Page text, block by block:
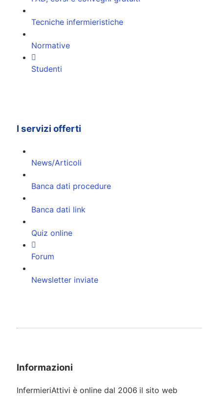
Tecniche infermieristiche
Normative
Studenti
I servizi offerti
News/Articoli
Banca dati procedure
Banca dati link
Quiz online
Forum
Newsletter inviate
Informazioni
InfermieriAttivi è online dal 2006 il sito web